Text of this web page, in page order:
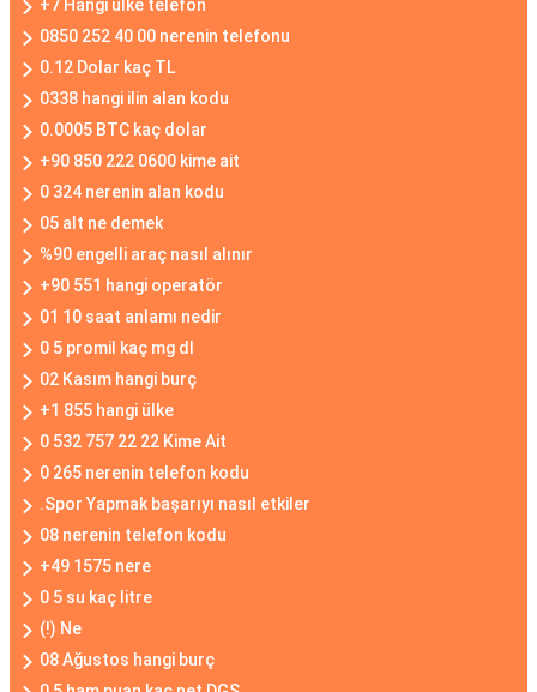
+7 Hangi ülke telefon
0850 252 40 00 nerenin telefonu
0.12 Dolar kaç TL
0338 hangi ilin alan kodu
0.0005 BTC kaç dolar
+90 850 222 0600 kime ait
0 324 nerenin alan kodu
05 alt ne demek
%90 engelli araç nasıl alınır
+90 551 hangi operatör
01 10 saat anlamı nedir
0 5 promil kaç mg dl
02 Kasım hangi burç
+1 855 hangi ülke
0 532 757 22 22 Kime Ait
0 265 nerenin telefon kodu
.Spor Yapmak başarıyı nasıl etkiler
08 nerenin telefon kodu
+49 1575 nere
0 5 su kaç litre
(!) Ne
08 Ağustos hangi burç